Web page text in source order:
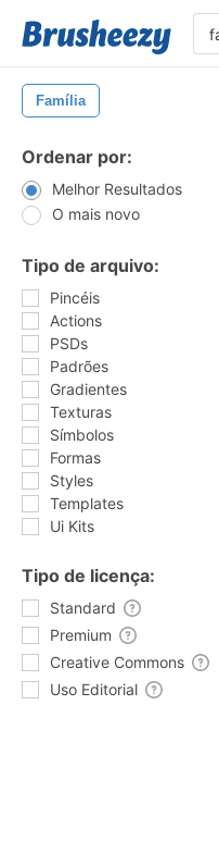
Família
Ordenar por:
Melhor Resultados
O mais novo
Tipo de arquivo:
Pincéis
Actions
PSDs
Padrões
Gradientes
Texturas
Símbolos
Formas
Styles
Templates
Ui Kits
Tipo de licença:
Standard
Premium
Creative Commons
Uso Editorial